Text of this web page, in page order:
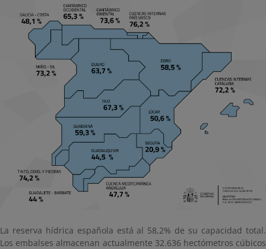
La reserva hídrica española está al 58,2% de su capacidad total.
Los embalses almacenan actualmente 32.636 hectómetros cúbicos